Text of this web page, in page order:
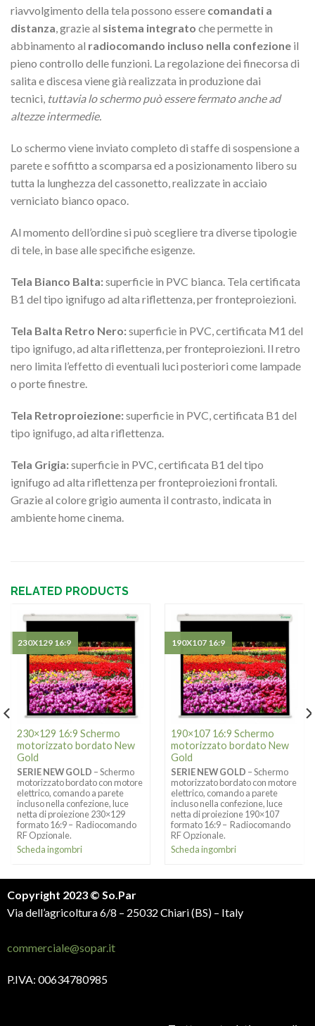
riavvolgimento della tela possono essere comandati a
distanza , grazie al sistema integrato che permette in
abbinamento al radiocomando incluso nella confezione il
pieno controllo delle funzioni. La regolazione dei finecorsa di
salita e discesa viene già realizzata in produzione dai
tecnici, tuttavia lo schermo può essere fermato anche ad
altezze intermedie.
Lo schermo viene inviato completo di staffe di sospensione a
parete e soffitto a scomparsa ed a posizionamento libero su
tutta la lunghezza del cassonetto, realizzate in acciaio
verniciato bianco opaco.
Al momento dell’ordine si può scegliere tra diverse tipologie
di tele, in base alle specifiche esigenze.
Tela Bianco Balta:superficie in PVC bianca. Tela certificata
B1 del tipo ignifugo ad alta riflettenza, per fronteproiezioni.
Tela Balta Retro Nero:superficie in PVC, certificata M1 del
tipo ignifugo, ad alta riflettenza, per fronteproiezioni. Il retro
nero limita l’effetto di eventuali luci posteriori come lampade
o porte finestre.
Tela Retroproiezione:superficie in PVC, certificata B1 del
tipo ignifugo, ad alta riflettenza.
Tela Grigia:superficie in PVC, certificata B1 del tipo
ignifugo ad alta riflettenza per fronteproiezioni frontali.
Grazie al colore grigio aumenta il contrasto, indicata in
ambiente home cinema.
RELATED PRODUCTS
230×129 16:9 Schermo
motorizzato bordato New
Gold
SERIE NEW GOLD – Schermo
motorizzato bordato con motore
elettrico, comando a parete
incluso nella confezione, luce
netta di proiezione 230×129
formato 16:9 – Radiocomando
RF Opzionale.
Scheda ingombri
230X129 16:9
190×107 16:9 Schermo
motorizzato bordato New
Gold
SERIE NEW GOLD – Schermo
motorizzato bordato con motore
elettrico, comando a parete
incluso nella confezione, luce
netta di proiezione 190×107
formato 16:9 – Radiocomando
RF Opzionale.
Scheda ingombri
190X107 16:9
Copyright 2023 © So.Par
Via dell’agricoltura 6/8 – 25032 Chiari (BS) – Italy
commerciale@sopar.it
P.IVA: 00634780985